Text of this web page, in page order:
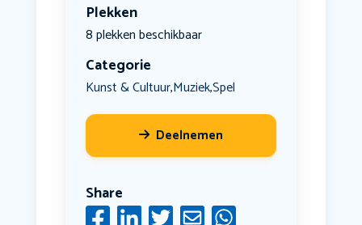
Plekken
8 plekken beschikbaar
Categorie
Kunst & Cultuur,Muziek,Spel
Deelnemen
Share